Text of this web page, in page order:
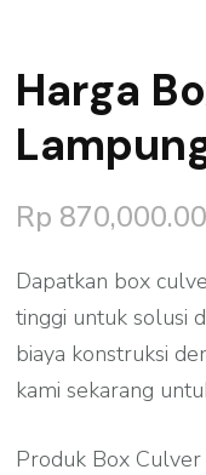
Harga
Rp 870,000.00
Dapatkan box
tinggi untuk solusi
biaya konstruksi
kami sekarang
Produk Box